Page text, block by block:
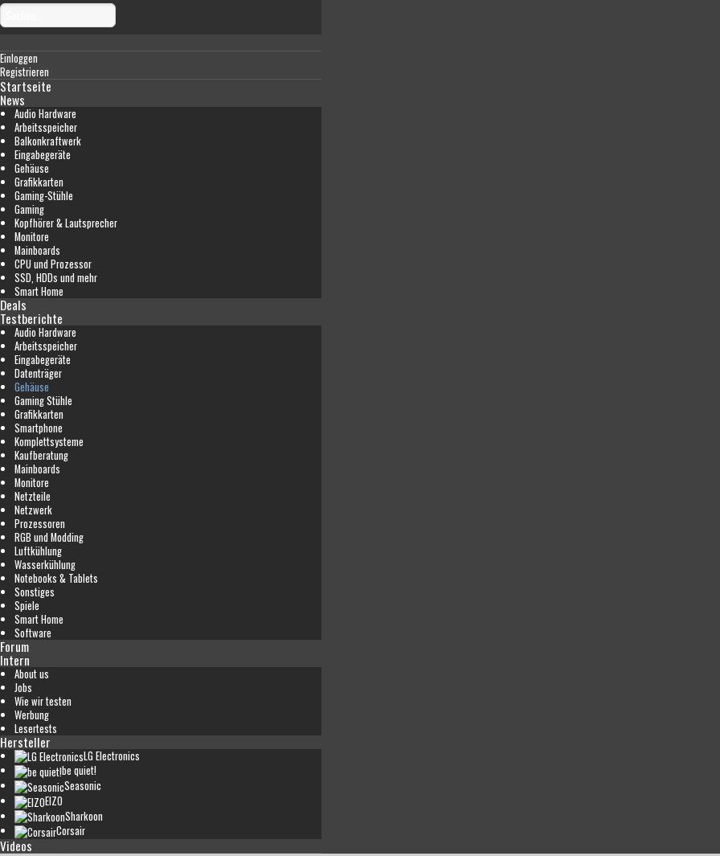
Einloggen
Registrieren
Startseite
News
Audio Hardware
Arbeitsspeicher
Balkonkraftwerk
Eingabegeräte
Gehäuse
Grafikkarten
Gaming-Stühle
Gaming
Kopfhörer & Lautsprecher
Monitore
Mainboards
CPU und Prozessor
SSD, HDDs und mehr
Smart Home
Deals
Testberichte
Audio Hardware
Arbeitsspeicher
Eingabegeräte
Datenträger
Gehäuse
Gaming Stühle
Grafikkarten
Smartphone
Komplettsysteme
Kaufberatung
Mainboards
Monitore
Netzteile
Netzwerk
Prozessoren
RGB und Modding
Luftkühlung
Wasserkühlung
Notebooks & Tablets
Sonstiges
Spiele
Smart Home
Software
Forum
Intern
About us
Jobs
Wie wir testen
Werbung
Lesertests
Hersteller
LG Electronics
be quiet!
Seasonic
EIZO
Sharkoon
Corsair
Videos